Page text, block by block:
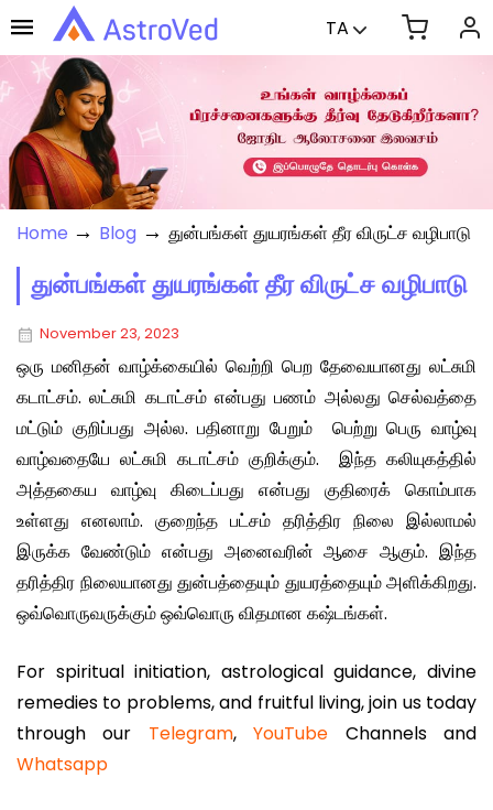
TA
Home → Blog → துன்பங்கள் துயரங்கள் தீர விருட்ச வழிபாடு
துன்பங்கள் துயரங்கள் தீர விருட்ச வழிபாடு
November 23, 2023
ஒரு மனிதன் வாழ்க்கையில் வெற்றி பெற தேவையானது லட்சுமி
கடாட்சம். லட்சுமி கடாட்சம் என்பது பணம் அல்லது செல்வத்தை
மட்டும் குறிப்பது அல்ல. பதினாறு பேறும் பெற்று பெரு வாழ்வு
வாழ்வதையே லட்சுமி கடாட்சம் குறிக்கும். இந்த கலியுகத்தில்
அத்தகைய வாழ்வு கிடைப்பது என்பது குதிரைக் கொம்பாக
உள்ளது எனலாம். குறைந்த பட்சம் தரித்திர நிலை இல்லாமல்
இருக்க வேண்டும் என்பது அனைவரின் ஆசை ஆகும். இந்த
தரித்திர நிலையானது துன்பத்தையும் துயரத்தையும் அளிக்கிறது.
ஒவ்வொருவருக்கும் ஒவ்வொரு விதமான கஷ்டங்கள்.
For spiritual initiation, astrological guidance, divine
remedies to problems, and fruitful living, join us today
through our Telegram,YouTube Channels and
Whatsapp